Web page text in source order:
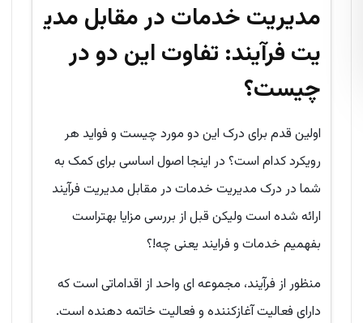
مدیریت خدمات در مقابل مدی
ریت فرآیند: تفاوت این دو در
چیست؟
اولین قدم برای درک این دو مورد چیست و فواید هر
رویکرد کدام است؟ در اینجا اصول اساسی برای کمک به
شما در درک مدیریت خدمات در مقابل مدیریت فرآیند
ارائه شده است ولیکن قبل از بررسی مزایا بهتراست
بفهمیم خدمات و فرایند یعنی چه!؟
منظور از فرآیند، مجموعه ای واحد از اقداماتی است که
دارای فعالیت آغازکننده و فعالیت خاتمه دهنده است.